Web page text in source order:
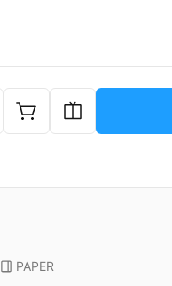
PAPER